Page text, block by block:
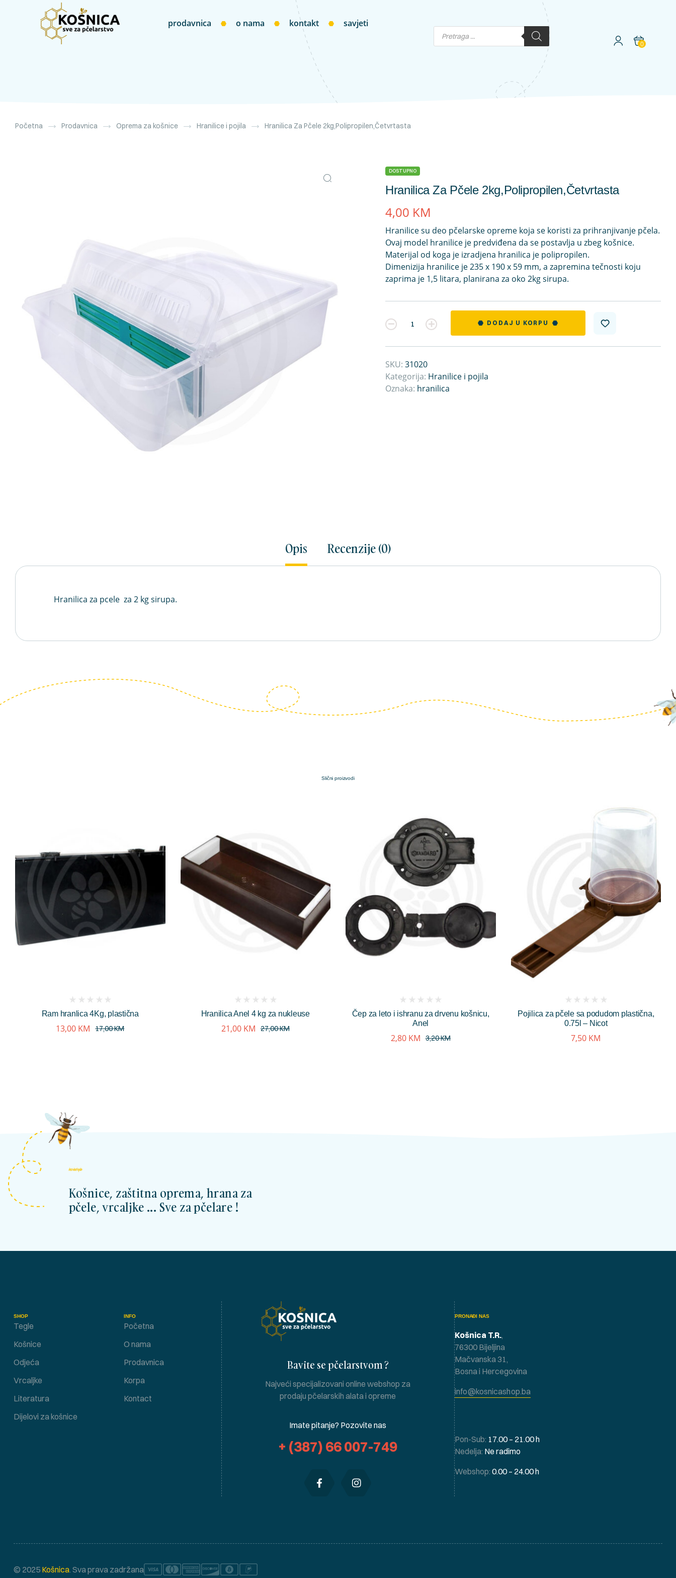
prodavnica o nama kontakt savjeti
0
Početna Prodavnica Oprema za košnice Hranilice i pojila Hranilica Za Pčele 2kg,polipropilen,četvrtasta
DOSTUPNO
Hranilica Za Pčele 2kg,polipropilen,četvrtasta
4,00 KM
Hranilice su deo pčelarske opreme koja se koristi za prihranjivanje pčela.
Ovaj model hranilice je predviđena da se postavlja u zbeg košnice.
Materijal od koga je izradjena hranilica je polipropilen.
Dimenizija hranilice je 235 x 190 x 59 mm, a zapremina tečnosti koju
zaprima je 1,5 litara, planirana za oko 2kg sirupa.
Kvantitet DODAJ U KORPU
SKU:31020
Kategorija: Hranilice i pojila
Oznaka: hranilica
Opis Recenzije (0)
Hranilica za pcele za 2 kg sirupa.
Slični proizvodi
Ram hranlica 4Kg, plastična
reviews)
17,00KM
13,00 KM
Hranilica Anel 4 kg za nukleuse
reviews)
27,00KM
21,00 KM
Čep za leto i ishranu za drvenu košnicu,
Anel
reviews)
3,20KM
2,80 KM
Pojilica za pčele sa podudom plastična,
0.75l – Nicot
reviews)
7,50 KM
kosnicashop.ba
Košnice, zaštitna oprema, hrana za
pčele, vrcaljke ... Sve za pčelare !
SHOP
Tegle
Košnice
Odjeća
Vrcaljke
Literatura
Dijelovi za košnice
INFO
Početna
O nama
Prodavnica
Korpa
Kontact
Bavite se pčelarstvom ?
Najveći specijalizovani online webshop za
prodaju pčelarskih alata i opreme
Imate pitanje? Pozovite nas
+ (387) 66 007-749
PRONAĐI NAS
Košnica T.R.,
76300 Bijeljina
Mačvanska 31,
Bosna i Hercegovina
info@kosnicashop.ba
Pon-Sub: 17.00 – 21.00 h
Nedelja: Ne radimo
Webshop:0.00 – 24.00 h
© 2025 Košnica. Sva prava zadržana